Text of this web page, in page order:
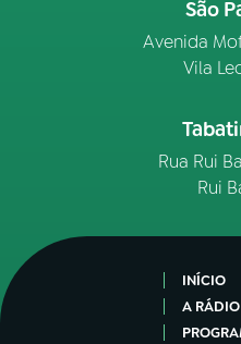
São
Avenida
Vila
Rua Rui
Rui
INÍCIO
A RÁDIO